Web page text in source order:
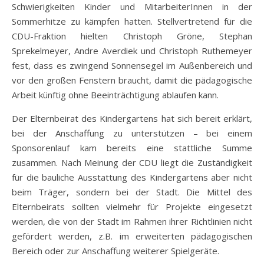
Schwierigkeiten Kinder und MitarbeiterInnen in der
Sommerhitze zu kämpfen hatten. Stellvertretend für die
CDU-Fraktion hielten Christoph Gröne, Stephan
Sprekelmeyer, Andre Averdiek und Christoph Ruthemeyer
fest, dass es zwingend Sonnensegel im Außenbereich und
vor den großen Fenstern braucht, damit die pädagogische
Arbeit künftig ohne Beeinträchtigung ablaufen kann.
Der Elternbeirat des Kindergartens hat sich bereit erklärt,
bei der Anschaffung zu unterstützen – bei einem
Sponsorenlauf kam bereits eine stattliche Summe
zusammen. Nach Meinung der CDU liegt die Zuständigkeit
für die bauliche Ausstattung des Kindergartens aber nicht
beim Träger, sondern bei der Stadt. Die Mittel des
Elternbeirats sollten vielmehr für Projekte eingesetzt
werden, die von der Stadt im Rahmen ihrer Richtlinien nicht
gefördert werden, z.B. im erweiterten pädagogischen
Bereich oder zur Anschaffung weiterer Spielgeräte.